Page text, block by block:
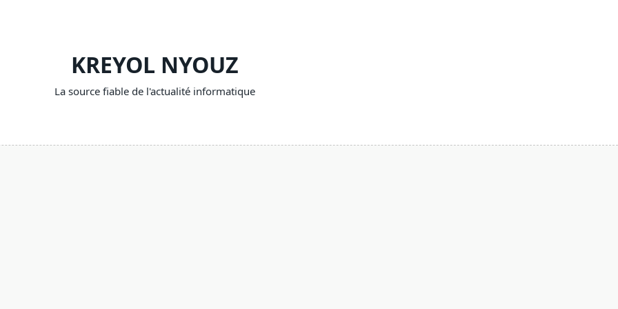
KREYOL NYOUZ
La source fiable de l'actualité informatique